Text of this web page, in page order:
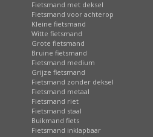
Fietsmand met deksel
Fietsmand voor achterop
Kleine fietsmand
Witte fietsmand
Grote fietsmand
Bruine fietsmand
Fietsmand medium
Grijze fietsmand
Fietsmand zonder deksel
Fietsmand metaal
Fietsmand riet
Fietsmand staal
Buikmand fiets
Fietsmand inklapbaar